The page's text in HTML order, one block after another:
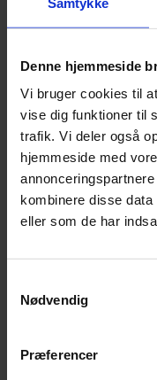
Denne hjemmeside
Vi bruger cookies til
vise dig funktioner til
trafik. Vi deler også
hjemmeside med
kombinere disse
eller som de har
Nødvendig
Præferencer
Halsbånd og
Seler /
Kattetoilet